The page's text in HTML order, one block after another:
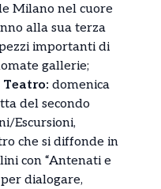
Milano nel cuore
alla sua terza
importanti di
gallerie;
domenica
del secondo
Escursioni,
che si diffonde in
con “Antenati e
dialogare,